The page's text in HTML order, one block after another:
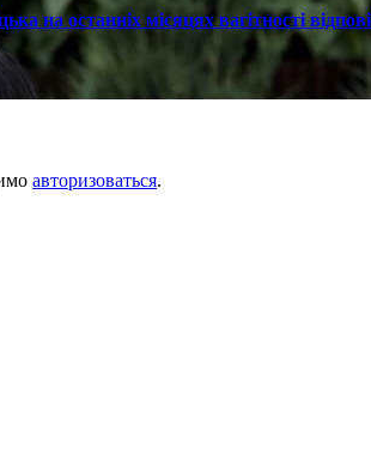
на останніх місяцях вагітності
авторизоваться.